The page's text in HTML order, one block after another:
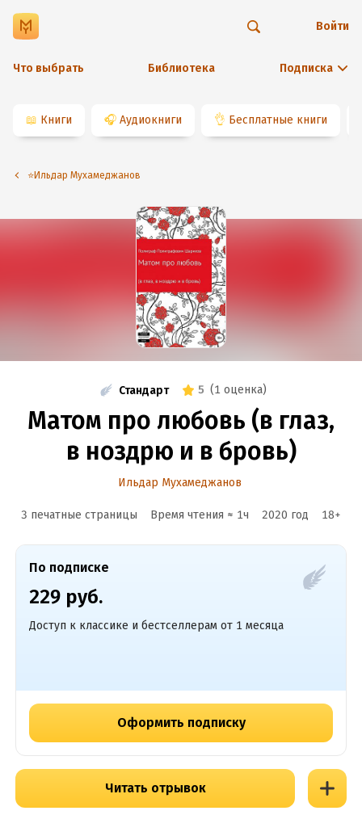
Что выбрать Библиотека Подписка
Войти
📖 Книги 🎧 Аудиокниги 👌 Бесплатные книги
⭐️Ильдар Мухамеджанов
Стандарт 5 (1 оценка)
Матом про любовь (в глаз,
в ноздрю и в бровь)
Ильдар Мухамеджанов
3 печатные страницы Время чтения ≈ 1ч 2020 год 18+
По подписке
229 руб.
Доступ к классике и бестселлерам от 1 месяца
Оформить подписку
Читать отрывок